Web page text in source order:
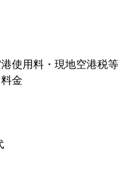
使用料・現地空港税等
金